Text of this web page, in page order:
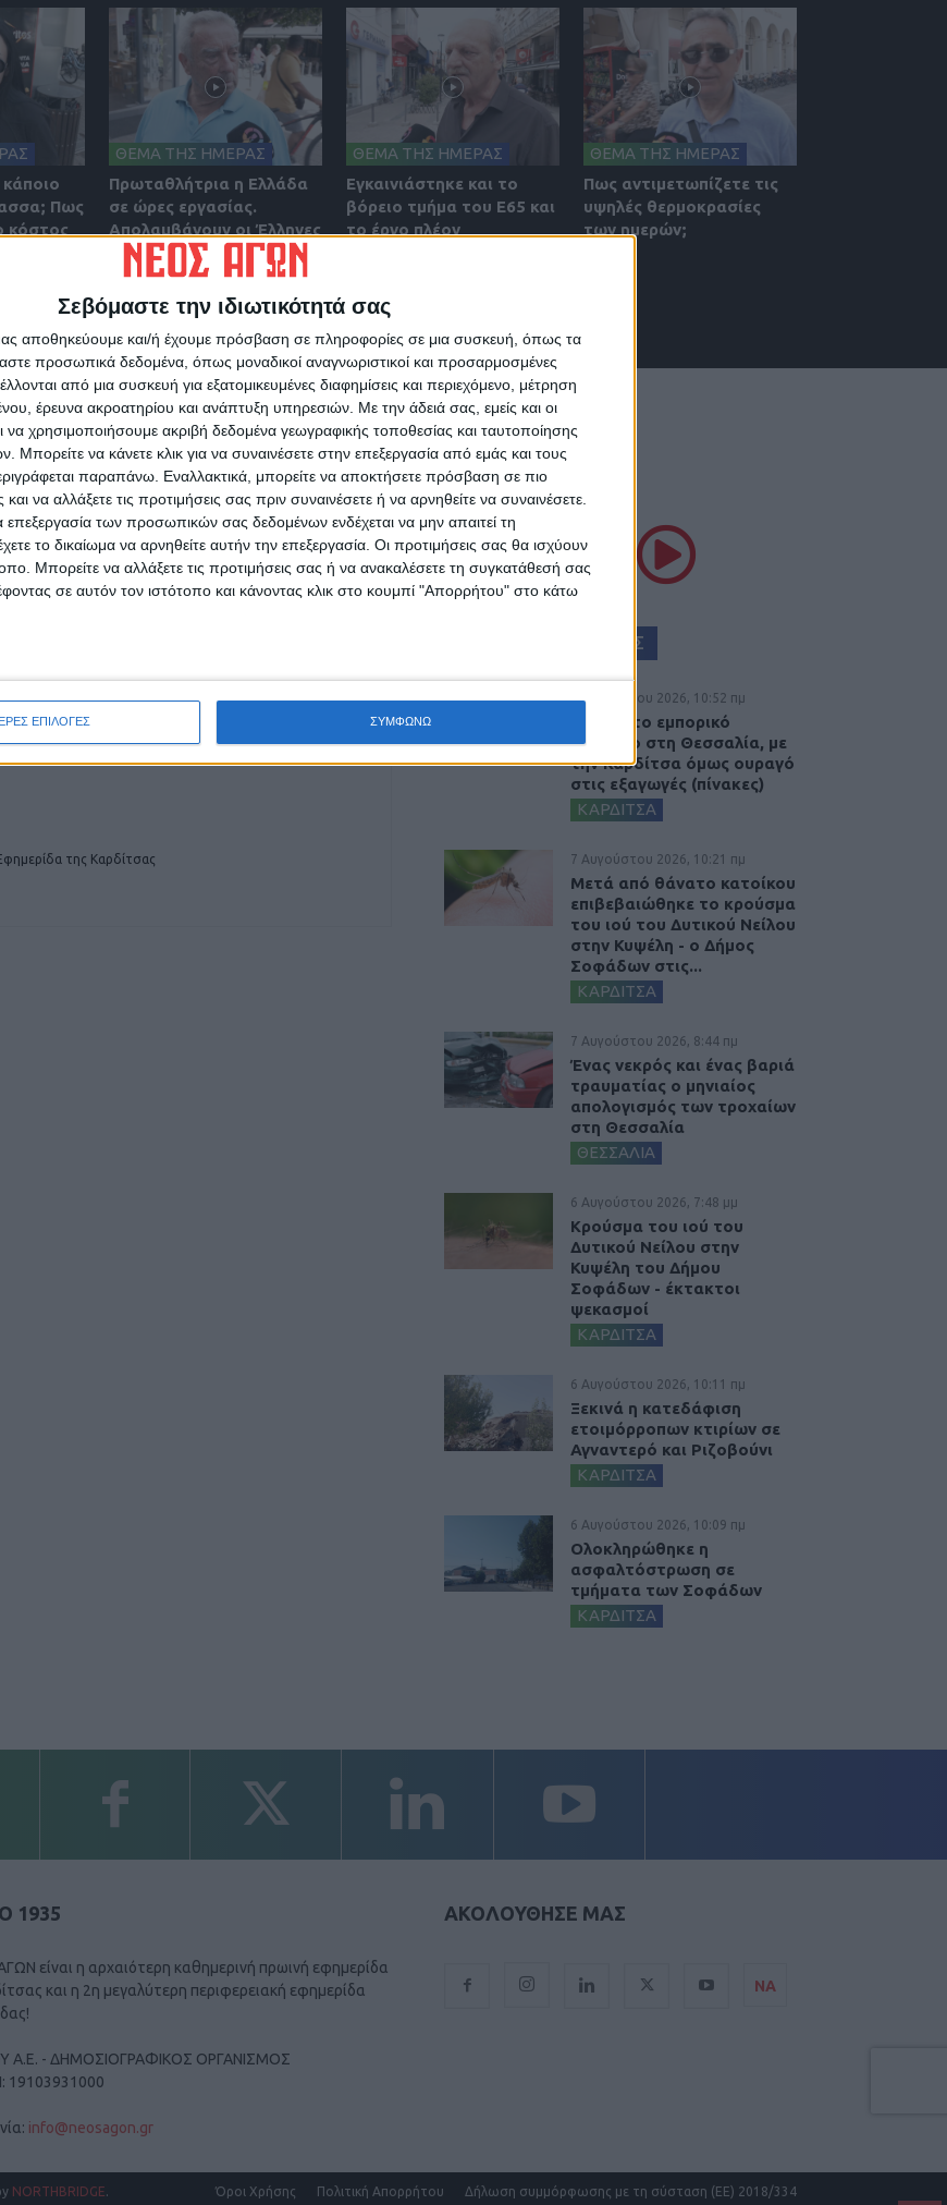
Σεβόμαστε την ιδιωτικότητά σας
μας αποθηκεύουμε και/ή έχουμε πρόσβαση σε πληροφορίες σε μια συσκευή, όπως τα
προσωπικά δεδομένα, όπως μοναδικοί αναγνωριστικοί και προσαρμοσμένες
από μια συσκευή για εξατομικευμένες διαφημίσεις και περιεχόμενο, μέτρηση
έρευνα ακροατηρίου και ανάπτυξη υπηρεσιών. Με την άδειά σας, εμείς και οι
να χρησιμοποιήσουμε ακριβή δεδομένα γεωγραφικής τοποθεσίας και ταυτοποίησης
να κάνετε κλικ για να συναινέσετε στην επεξεργασία από εμάς και τους
παραπάνω. Εναλλακτικά, μπορείτε να αποκτήσετε πρόσβαση σε πιο
να αλλάξετε τις προτιμήσεις σας πριν συναινέσετε ή να αρνηθείτε να συναινέσετε.
των προσωπικών σας δεδομένων ενδέχεται να μην απαιτεί τη
το δικαίωμα να αρνηθείτε αυτήν την επεξεργασία. Οι προτιμήσεις σας θα ισχύουν
Μπορείτε να αλλάξετε τις προτιμήσεις σας ή να ανακαλέσετε τη συγκατάθεσή σας
σε αυτόν τον ιστότοπο και κάνοντας κλικ στο κουμπί "Απορρήτου" στο κάτω
ΕΠΙΛΟΓΕΣ ΣΥΜΦΩΝΩ
Πως
κόστος
ΘΕΜΑ ΤΗΣ ΗΜΕΡΑΣ
Πρωταθλήτρια η Ελλάδα
σε ώρες εργασίας.
Aπολαμβάνουν οι Έλληνες
του καρπούς της
εργασίας τους;
ΘΕΜΑ ΤΗΣ ΗΜΕΡΑΣ
Εγκαινιάστηκε και το
βόρειο τμήμα του Ε65 και
το έργο πλέον
ΘΕΜΑ ΤΗΣ ΗΜΕΡΑΣ
Πως αντιμετωπίζετε τις
υψηλές θερμοκρασίες
των ημερών;
ΝΕΟΣ ΑΓΩΝ στο Google News!
Καρδίτσας και ευρύτερα της Θεσσαλίας
Ανδρέας Παπαστεργίου του Φωκιανού
της Καρδίτσας
ΘΕΣΣΑΛΙΑ FM
ΑΚΟΥΣΤΕ ΖΩΝΤΑΝΑ
ΕΠΙΚΕΦΑΛΗΣ ΕΙΔΗΣΕΙΣ
7 Αυγούστου 2026, 10:52 πμ
Θετικό το εμπορικό
ισοζύγιο στη Θεσσαλία, με
την Καρδίτσα όμως ουραγό
στις εξαγωγές (πίνακες)
ΚΑΡΔΙΤΣΑ
7 Αυγούστου 2026, 10:21 πμ
Μετά από θάνατο κατοίκου
επιβεβαιώθηκε το κρούσμα
του ιού του Δυτικού Νείλου
στην Κυψέλη - ο Δήμος
Σοφάδων στις...
ΚΑΡΔΙΤΣΑ
7 Αυγούστου 2026, 8:44 πμ
Ένας νεκρός και ένας βαριά
τραυματίας ο μηνιαίος
απολογισμός των τροχαίων
στη Θεσσαλία
ΘΕΣΣΑΛΙΑ
6 Αυγούστου 2026, 7:48 μμ
Κρούσμα του ιού του
Δυτικού Νείλου στην
Κυψέλη του Δήμου
Σοφάδων - έκτακτοι
ψεκασμοί
ΚΑΡΔΙΤΣΑ
6 Αυγούστου 2026, 10:11 πμ
Ξεκινά η κατεδάφιση
ετοιμόρροπων κτιρίων σε
Αγναντερό και Ριζοβούνι
ΚΑΡΔΙΤΣΑ
6 Αυγούστου 2026, 10:09 πμ
Ολοκληρώθηκε η
ασφαλτόστρωση σε
τμήματα των Σοφάδων
ΚΑΡΔΙΤΣΑ
1935
είναι η αρχαιότερη καθημερινή πρωινή εφημερίδα
και η 2η μεγαλύτερη περιφερειακή εφημερίδα
Α.Ε. - ΔΗΜΟΣΙΟΓΡΑΦΙΚΟΣ ΟΡΓΑΝΙΣΜΟΣ
19103931000
info@neosagon.gr
ΑΚΟΛΟΥΘΗΣΕ ΜΑΣ
ΝΑ
Όροι Χρήσης Πολιτική Απορρήτου Δήλωση συμμόρφωσης με τη σύσταση (ΕΕ) 2018/334
NORTHBRIDGE.